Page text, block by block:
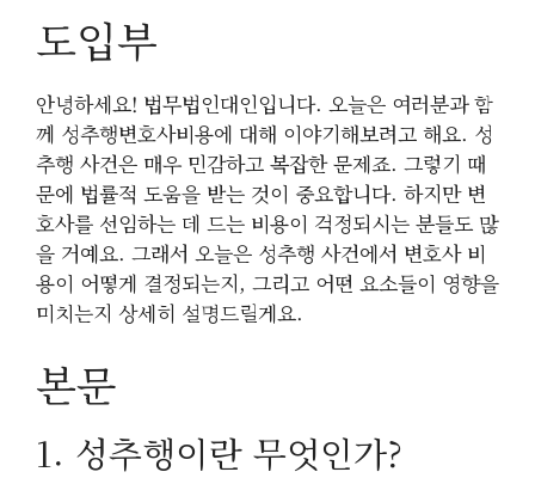
도입부
안녕하세요! 법무법인대인입니다. 오늘은 여러분과 함
께 성추행변호사비용에 대해 이야기해보려고 해요. 성
추행 사건은 매우 민감하고 복잡한 문제죠. 그렇기 때
문에 법률적 도움을 받는 것이 중요합니다. 하지만 변
호사를 선임하는 데 드는 비용이 걱정되시는 분들도 많
을 거예요. 그래서 오늘은 성추행 사건에서 변호사 비
용이 어떻게 결정되는지, 그리고 어떤 요소들이 영향을
미치는지 상세히 설명드릴게요.
본문
1. 성추행이란 무엇인가?